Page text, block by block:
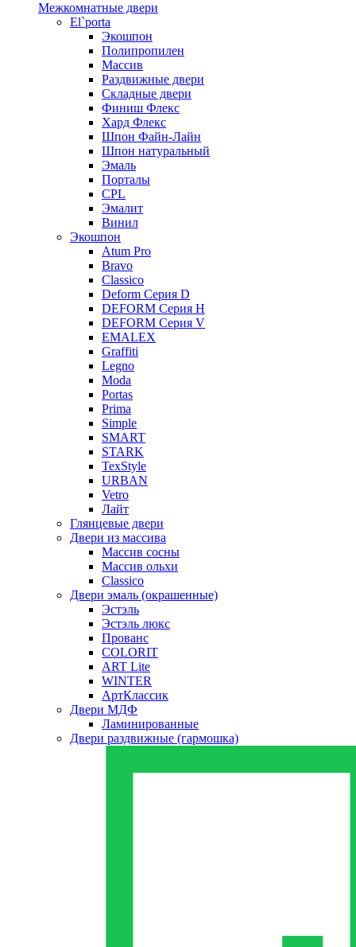
Межкомнатные двери
El`porta
Экошпон
Полипропилен
Массив
Раздвижные двери
Складные двери
Финиш Флекс
Хард Флекс
Шпон Файн-Лайн
Шпон натуральный
Эмаль
Порталы
CPL
Эмалит
Винил
Экошпон
Atum Pro
Bravo
Classico
Deform Серия D
DEFORM Серия H
DEFORM Серия V
EMALEX
Graffiti
Legno
Moda
Portas
Prima
Simple
SMART
STARK
TexStyle
URBAN
Vetro
Лайт
Глянцевые двери
Двери из массива
Массив сосны
Массив ольхи
Classico
Двери эмаль (окрашенные)
Эстэль
Эстэль люкс
Прованс
COLORIT
ART Lite
WINTER
АртКлассик
Двери МДФ
Ламинированные
Двери раздвижные (гармошка)